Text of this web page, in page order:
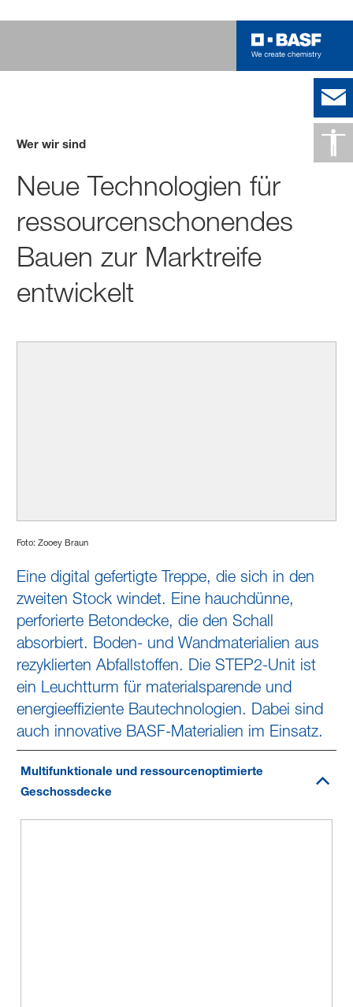
Wer wir sind
Neue Technologien für
ressourcenschonendes
Bauen zur Marktreife
entwickelt
Foto: Zooey Braun
Eine digital gefertigte Treppe, die sich in den
zweiten Stock windet. Eine hauchdünne,
perforierte Betondecke, die den Schall
absorbiert. Boden- und Wandmaterialien aus
rezyklierten Abfallstoffen. Die STEP2-Unit ist
ein Leuchtturm für materialsparende und
energieeffiziente Bautechnologien. Dabei sind
auch innovative BASF-Materialien im Einsatz.
Multifunktionale und ressourcenoptimierte
Geschossdecke